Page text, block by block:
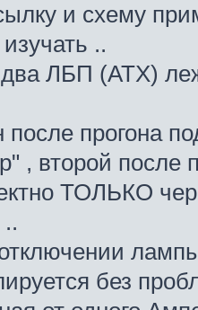
и схему
..
ЛБП (АТХ)
прогона
, второй после
ТОЛЬКО
без